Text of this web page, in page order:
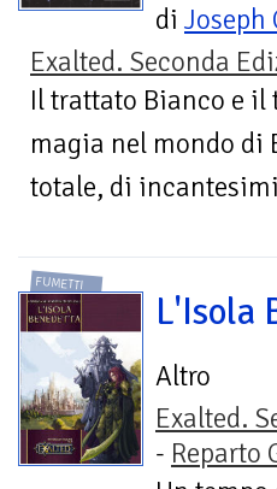
di Joseph
Exalted. Seconda
Il trattato Bianco e
magia nel mondo di
totale, di
FUMETTI
L'Isola
Altro
Exalted.
- Reparto